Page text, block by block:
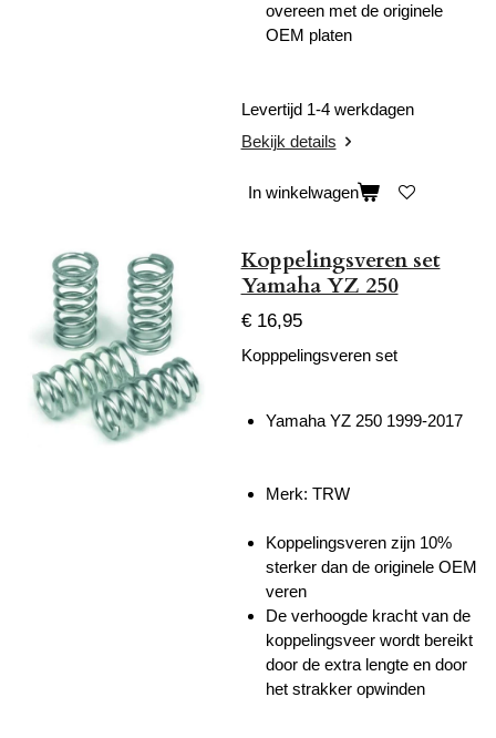
overeen met de originele
OEM platen
Levertijd 1-4 werkdagen
Bekijk details
In winkelwagen
Koppelingsveren set
Yamaha YZ 250
€ 16,95
Kopppelingsveren set
Yamaha YZ 250 1999-2017
Merk: TRW
Koppelingsveren zijn 10%
sterker dan de originele OEM
veren
De verhoogde kracht van de
koppelingsveer wordt bereikt
door de extra lengte en door
het strakker opwinden